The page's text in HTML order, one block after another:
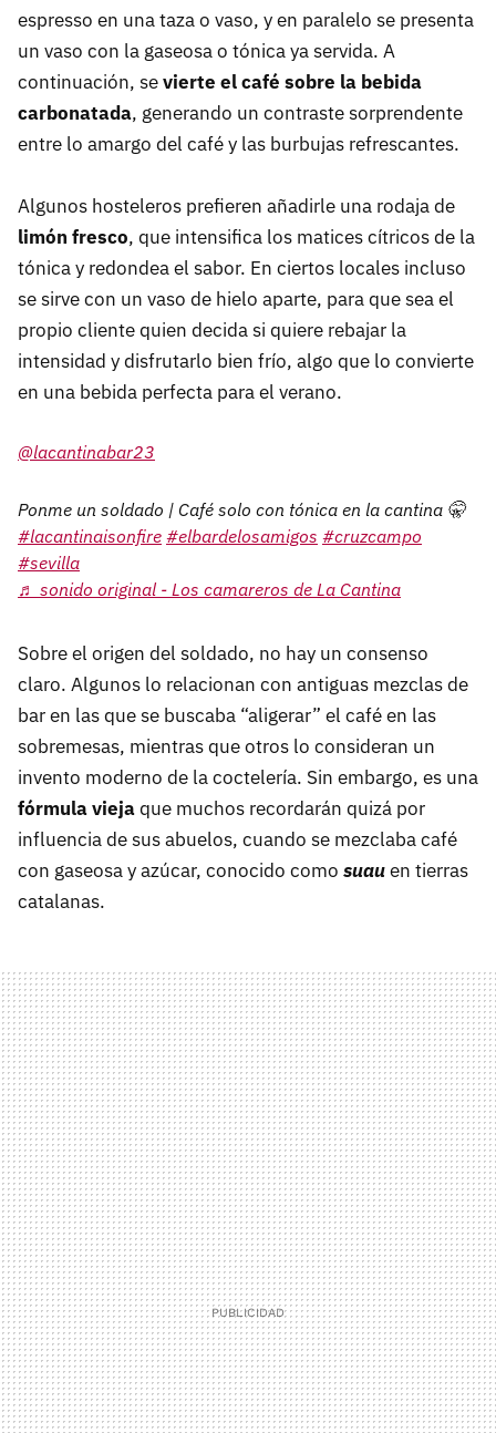
espresso en una taza o vaso, y en paralelo se presenta
un vaso con la gaseosa o tónica ya servida. A
continuación, sevierte el café sobre la bebida
carbonatada, generando un contraste sorprendente
entre lo amargo del café y las burbujas refrescantes.
Algunos hosteleros prefieren añadirle una rodaja de
limón fresco, que intensifica los matices cítricos de la
tónica y redondea el sabor. En ciertos locales incluso
se sirve con un vaso de hielo aparte, para que sea el
propio cliente quien decida si quiere rebajar la
intensidad y disfrutarlo bien frío, algo que lo convierte
en una bebida perfecta para el verano.
@lacantinabar23
Ponme un soldado | Café solo con tónica en la cantina 🤫
#lacantinaisonfire #elbardelosamigos #cruzcampo
#sevilla
♬ sonido original - Los camareros de La Cantina
Sobre el origen del soldado, no hay un consenso
claro. Algunos lo relacionan con antiguas mezclas de
bar en las que se buscaba “aligerar” el café en las
sobremesas, mientras que otros lo consideran un
invento moderno de la coctelería. Sin embargo, es una
fórmula viejaque muchos recordarán quizá por
influencia de sus abuelos, cuando se mezclaba café
con gaseosa y azúcar, conocido como suauen tierras
catalanas.